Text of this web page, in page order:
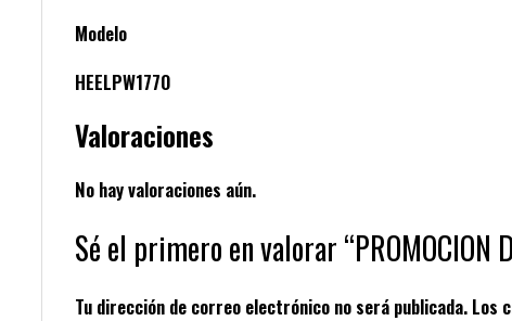
Modelo
HEELPW1770
Valoraciones
No hay valoraciones aún.
Sé el primero en valorar
Tu dirección de correo electrónico no será publicada. Los